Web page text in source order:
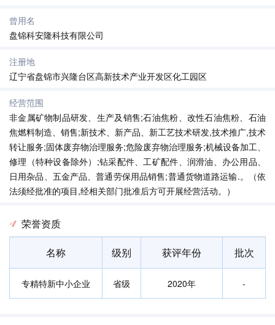
曾用名
盘锦科安隆科技有限公司
注册地
辽宁省盘锦市兴隆台区高新技术产业开发区化工园区
经营范围
非金属矿物制品研发、生产及销售;石油焦粉、改性石油焦粉、石油
焦燃料制造、销售;新技术、新产品、新工艺技术研发,技术推广,技术
转让服务;固体废弃物治理服务;危险废弃物治理服务;机械设备加工、
修理（特种设备除外）;钻采配件、工矿配件、润滑油、办公用品、
日用杂品、五金产品、普通劳保用品销售;普通货物道路运输.。（依
法须经批准的项目,经相关部门批准后方可开展经营活动。）
荣誉资质
名称 级别 获评年份 批次
专精特新中小企业 省级 2020年 -